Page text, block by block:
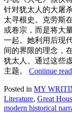
针对犹太人的大屠
太寻根史。克劳斯
或卷宗，而是将大
一起。她利用后现
间的界限的理念，
犹太人。通过这些
主题。 Continue
Posted in MY
Literature, Great
modern historical